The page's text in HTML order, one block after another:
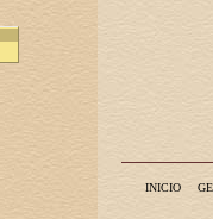
INICIO